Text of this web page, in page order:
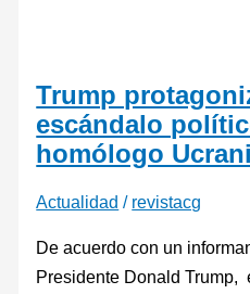
Trump
escándalo
homólogo
Actualidad / revistacg
De acuerdo con un
Presidente Donald Trump,